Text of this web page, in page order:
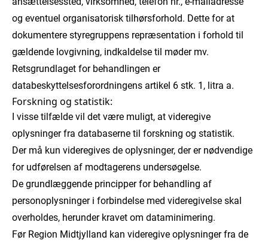
og eventuel organisatorisk tilhørsforhold. Dette for at
dokumentere styregruppens repræsentation i forhold til
gældende lovgivning, indkaldelse til møder mv.
Retsgrundlaget for behandlingen er
databeskyttelsesforordningens artikel 6 stk. 1, litra a.
Forskning og statistik:
I visse tilfælde vil det være muligt, at videregive
oplysninger fra databaserne til forskning og statistik.
Der må kun videregives de oplysninger, der er nødvendige
for udførelsen af modtagerens undersøgelse.
De grundlæggende principper for behandling af
personoplysninger i forbindelse med videregivelse skal
overholdes, herunder kravet om dataminimering.
Før Region Midtjylland kan videregive oplysninger fra de